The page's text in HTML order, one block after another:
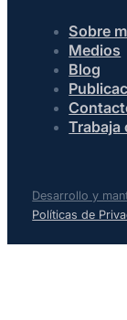
Sobre
Medios
Blog
Trabaja
Desarrollo y
Políticas de